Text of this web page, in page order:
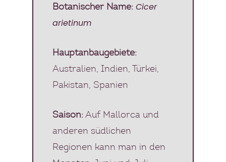
Botanischer Name:Cicer
arietinum
Hauptanbaugebiete:
Australien, Indien, Türkei,
Pakistan, Spanien
Saison: Auf Mallorca und
anderen südlichen
Regionen kann man in den